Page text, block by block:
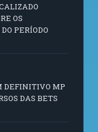
OS
PERÍODO
DEFINITIVO MP
DAS BETS